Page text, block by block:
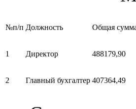
№п/п Должность Общая сумма
1 Директор 488179,90
2 Главный бухгалтер 407364,49